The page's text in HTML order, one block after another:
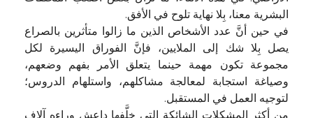
البشرية معنا، بِلا نهاية تلوح في الأفق.
في حين أنَّ عدد الأشخاص الذين ما زالوا متأثرين بالصراع
يصل بِلا شك إلى الملايين، فإنَّ الفوراق اليسيرة لكل
مجموعة تكون مهمة حينما يتعلق الأمر بفهم وضعهم،
وصياغة استجابة لمعالجة مشاكلهم، واستلهام الدروس؛
لتوجيه العمل في المستقبل.